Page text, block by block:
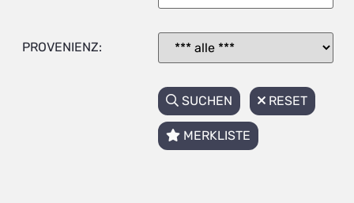
PROVENIENZ:
SUCHEN RESET
MERKLISTE